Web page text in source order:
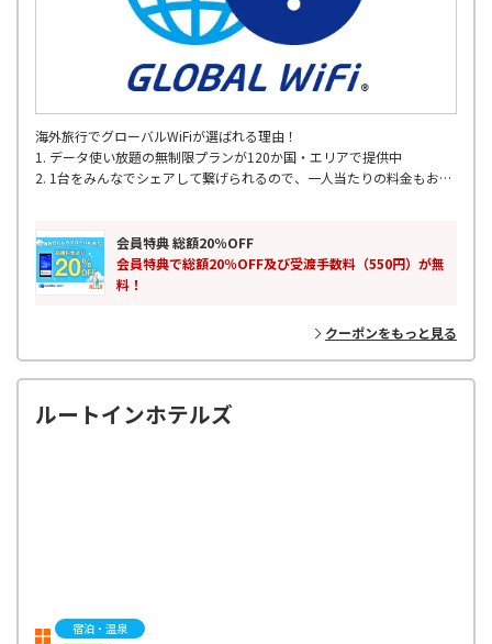
海外旅行でグローバルWiFiが選ばれる理由！
1. データ使い放題の無制限プランが120か国・エリアで提供中
2. 1台をみんなでシェアして繋げられるので、一人当たりの料金もお得
5. 海外200以上の国･地域対応
6. 24時間365日 WiFiサポート
会員特典 総額20％OFF
会員特典で総額20％OFF及び受渡手数料（550円）が無
料！
クーポンをもっと見る
ルートインホテルズ
宿泊・温泉